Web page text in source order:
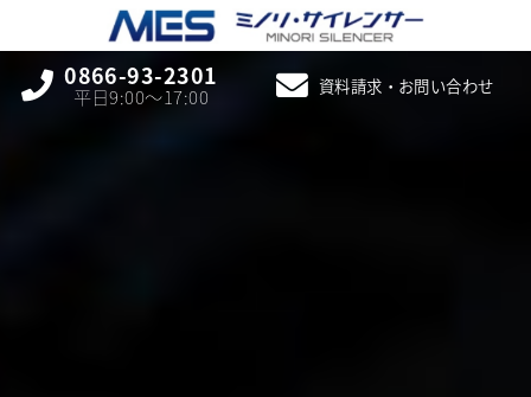
0866-93-2301
平日9:00〜17:00 資料請求・お問い合わせ